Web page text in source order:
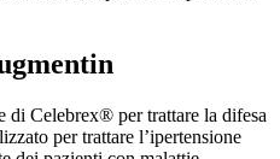
di Celebrex® per trattare la difesa
per trattare l’ipertensione